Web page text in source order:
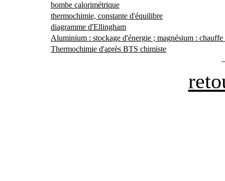
bombe calorimétrique
thermochimie, constante d'équilibre
diagramme d'Ellingham
Aluminium : stockage d'énergie ; magnésium :
Thermochimie d'après BTS chimiste